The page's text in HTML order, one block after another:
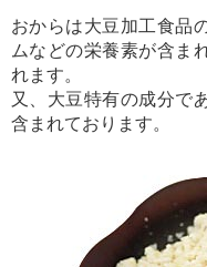
おからは大豆加工食品
ムなどの栄養素が含ま
れます。
又、大豆特有の成分で
含まれております。